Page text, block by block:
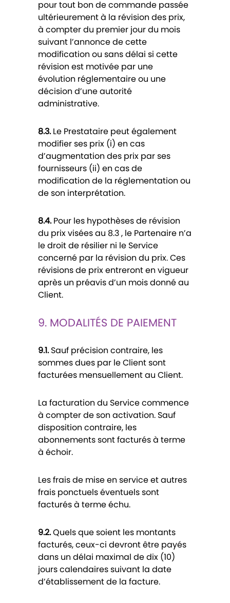
pour tout bon de commande passée
ultérieurement à la révision des prix,
à compter du premier jour du mois
suivant l’annonce de cette
modification ou sans délai si cette
révision est motivée par une
évolution réglementaire ou une
décision d’une autorité
administrative.
8.3.Le Prestataire peut également
modifier ses prix (i) en cas
d’augmentation des prix par ses
fournisseurs (ii) en cas de
modification de la réglementation ou
de son interprétation.
8.4.Pour les hypothèses de révision
du prix visées au 8.3 , le Partenaire n’a
le droit de résilier ni le Service
concerné par la révision du prix. Ces
révisions de prix entreront en vigueur
après un préavis d’un mois donné au
Client.
9. MODALITÉS DE PAIEMENT
9.1.Sauf précision contraire, les
sommes dues par le Client sont
facturées mensuellement au Client.
La facturation du Service commence
à compter de son activation. Sauf
disposition contraire, les
abonnements sont facturés à terme
à échoir.
Les frais de mise en service et autres
frais ponctuels éventuels sont
facturés à terme échu.
9.2.Quels que soient les montants
facturés, ceux-ci devront être payés
dans un délai maximal de dix (10)
jours calendaires suivant la date
d’établissement de la facture.